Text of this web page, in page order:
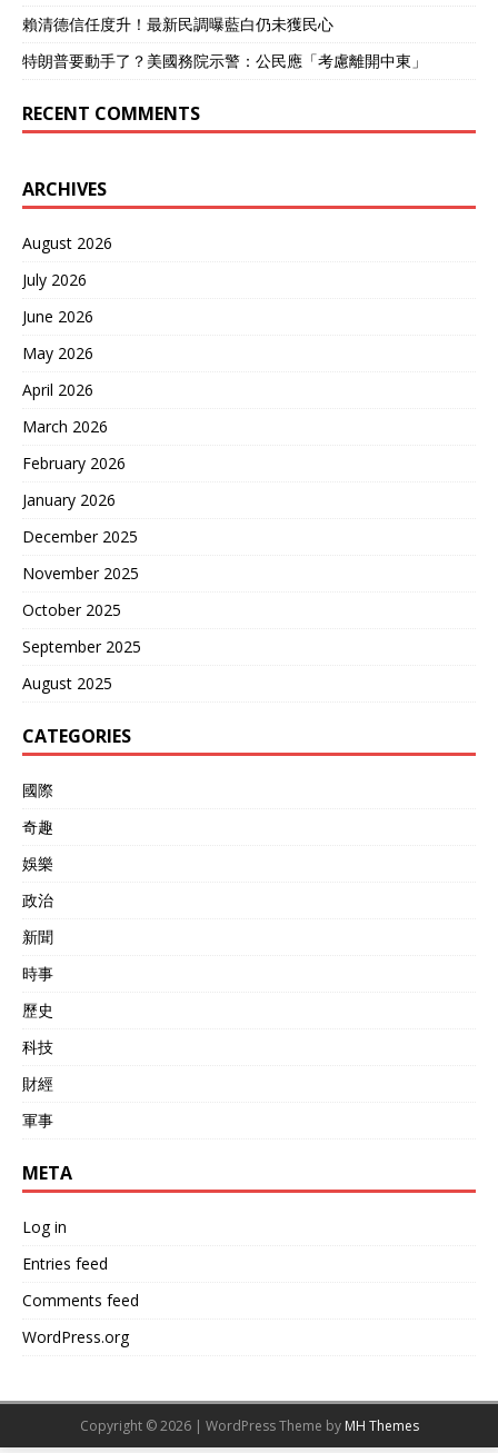
賴清德信任度升！最新民調曝藍白仍未獲民心
特朗普要動手了？美國務院示警：公民應「考慮離開中東」
RECENT COMMENTS
ARCHIVES
August 2026
July 2026
June 2026
May 2026
April 2026
March 2026
February 2026
January 2026
December 2025
November 2025
October 2025
September 2025
August 2025
CATEGORIES
國際
奇趣
娛樂
政治
新聞
時事
歷史
科技
財經
軍事
META
Log in
Entries feed
Comments feed
WordPress.org
Copyright © 2026 | WordPress Theme by MH Themes